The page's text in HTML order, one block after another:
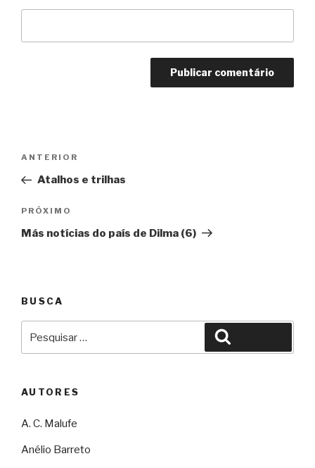
Post
Anterior
ANTERIOR
Atalhos e trilhas
Próximo
PRÓXIMO
Más notícias do país de Dilma (6)
BUSCA
por:
AUTORES
A. C. Malufe
Anélio Barreto